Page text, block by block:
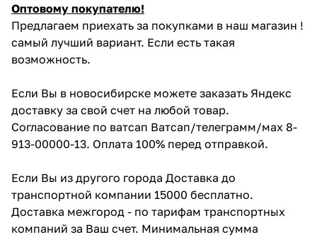
Оптовому покупателю!
Предлагаем приехать за покупками в наш магазин !
самый лучший вариант. Если есть такая
возможность.
Если Вы в новосибирске можете заказать Яндекс
доставку за свой счет на любой товар.
Согласование по ватсап Ватсап/телеграмм/мах 8-
913-00000-13. Оплата 100% перед отправкой.
Если Вы из другого города Доставка до
транспортной компании 15000 бесплатно.
Доставка межгород - по тарифам транспортных
компаний за Ваш счет. Минимальная сумма